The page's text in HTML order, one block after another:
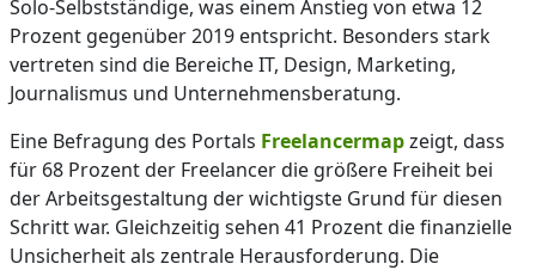
Solo-Selbstständige, was einem Anstieg von etwa 12
Prozent gegenüber 2019 entspricht. Besonders stark
vertreten sind die Bereiche IT, Design, Marketing,
Journalismus und Unternehmensberatung.
Eine Befragung des Portals Freelancermapzeigt, dass
für 68 Prozent der Freelancer die größere Freiheit bei
der Arbeitsgestaltung der wichtigste Grund für diesen
Schritt war. Gleichzeitig sehen 41 Prozent die finanzielle
Unsicherheit als zentrale Herausforderung. Die